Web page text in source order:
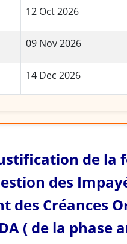
12 Oct 2026
09 Nov 2026
14 Dec 2026
de
des
des Créances
( de la phase